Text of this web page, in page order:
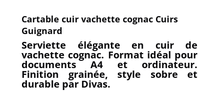
Cartable cuir vachette cognac Cuirs
Guignard
Serviette élégante en cuir de
vachette cognac. Format idéal pour
documents A4 et ordinateur.
Finition grainée, style sobre et
durable par Divas.